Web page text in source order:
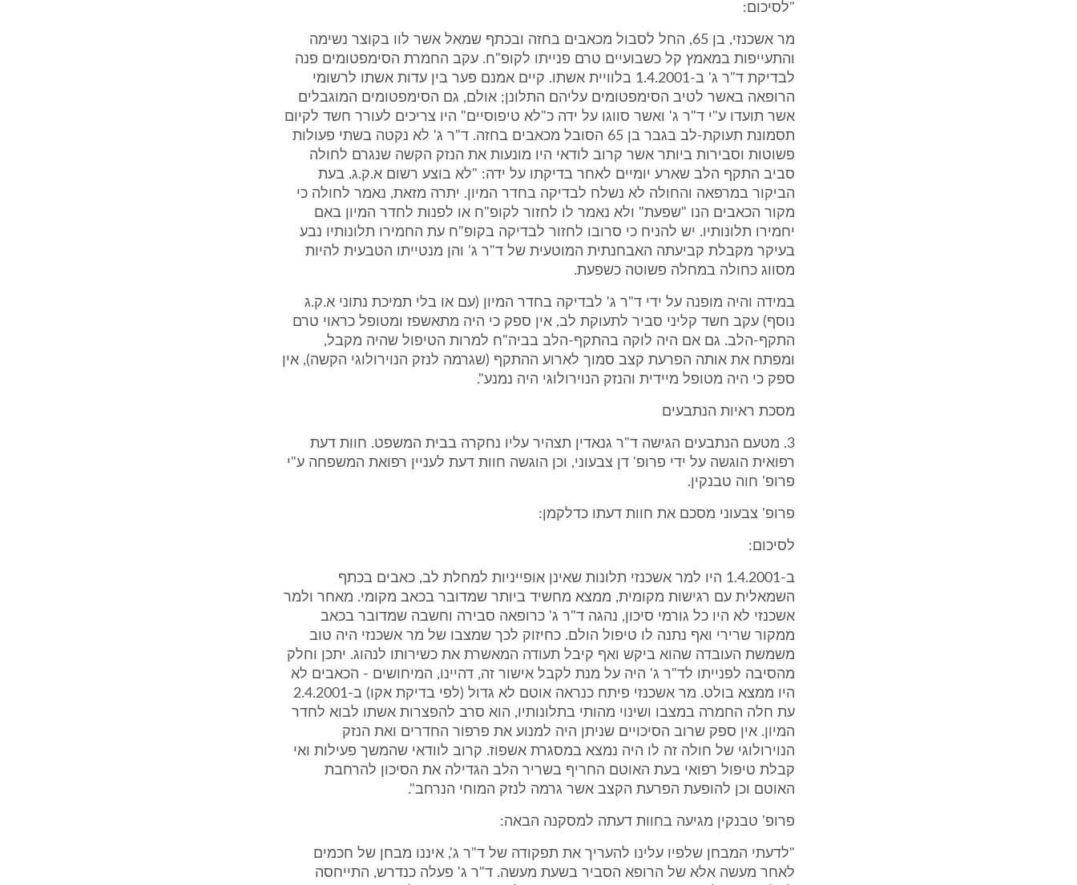
"לסיכום:
מר אשכנזי, בן 65, החל לסבול מכאבים בחזה ובכתף שמאל אשר לוו בקוצר נשימה
והתעייפות במאמץ קל כשבועיים טרם פנייתו לקופ"ח. עקב החמרת הסימפטומים פנה
לבדיקת ד"ר ג' ב-1.4.2001 בלוויית אשתו. קיים אמנם פער בין עדות אשתו לרשומי
הרופאה באשר לטיב הסימפטומים עליהם התלונן; אולם, גם הסימפטומים המוגבלים
אשר תועדו ע"י ד"ר ג' ואשר סווגו על ידה כ"לא טיפוסיים" היו צריכים לעורר חשד לקיום
תסמונת תעוקת-לב בגבר בן 65 הסובל מכאבים בחזה. ד"ר ג' לא נקטה בשתי פעולות
פשוטות וסבירות ביותר אשר קרוב לודאי היו מונעות את הנזק הקשה שנגרם לחולה
סביב התקף הלב שארע יומיים לאחר בדיקתו על ידה: "לא בוצע רשום א.ק.ג. בעת
הביקור במרפאה והחולה לא נשלח לבדיקה בחדר המיון. יתרה מזאת, נאמר לחולה כי
מקור הכאבים הנו "שפעת" ולא נאמר לו לחזור לקופ"ח או לפנות לחדר המיון באם
יחמירו תלונותיו. יש להניח כי סרובו לחזור לבדיקה בקופ"ח עת החמירו תלונותיו נבע
בעיקר מקבלת קביעתה האבחנתית המוטעית של ד"ר ג' והן מנטייתו הטבעית להיות
מסווג כחולה במחלה פשוטה כשפעת.
במידה והיה מופנה על ידי ד"ר ג' לבדיקה בחדר המיון (עם או בלי תמיכת נתוני א.ק.ג
נוסף) עקב חשד קליני סביר לתעוקת לב, אין ספק כי היה מתאשפז ומטופל כראוי טרם
התקף-הלב. גם אם היה לוקה בהתקף-הלב בביה"ח למרות הטיפול שהיה מקבל,
ומפתח את אותה הפרעת קצב סמוך לארוע ההתקף (שגרמה לנזק הנוירולוגי הקשה), אין
ספק כי היה מטופל מיידית והנזק הנוירולוגי היה נמנע".
מסכת ראיות הנתבעים
3. מטעם הנתבעים הגישה ד"ר גנאדין תצהיר עליו נחקרה בבית המשפט. חוות דעת
רפואית הוגשה על ידי פרופ' דן צבעוני, וכן הוגשה חוות דעת לעניין רפואת המשפחה ע"י
פרופ' חוה טבנקין.
פרופ' צבעוני מסכם את חוות דעתו כדלקמן:
לסיכום:
ב-1.4.2001 היו למר אשכנזי תלונות שאינן אופייניות למחלת לב, כאבים בכתף
השמאלית עם רגישות מקומית, ממצא מחשיד ביותר שמדובר בכאב מקומי. מאחר ולמר
אשכנזי לא היו כל גורמי סיכון, נהגה ד"ר ג' כרופאה סבירה וחשבה שמדובר בכאב
ממקור שרירי ואף נתנה לו טיפול הולם. כחיזוק לכך שמצבו של מר אשכנזי היה טוב
משמשת העובדה שהוא ביקש ואף קיבל תעודה המאשרת את כשירותו לנהוג. יתכן וחלק
מהסיבה לפנייתו לד"ר ג' היה על מנת לקבל אישור זה, דהיינו, המיחושים - הכאבים לא
היו ממצא בולט. מר אשכנזי פיתח כנראה אוטם לא גדול (לפי בדיקת אקו) ב-2.4.2001
עת חלה החמרה במצבו ושינוי מהותי בתלונותיו, הוא סרב להפצרות אשתו לבוא לחדר
המיון. אין ספק שרוב הסיכויים שניתן היה למנוע את פרפור החדרים ואת הנזק
הנוירולוגי של חולה זה לו היה נמצא במסגרת אשפוז. קרוב לוודאי שהמשך פעילות ואי
קבלת טיפול רפואי בעת האוטם החריף בשריר הלב הגדילה את הסיכון להרחבת
האוטם וכן להופעת הפרעת הקצב אשר גרמה לנזק המוחי הנרחב".
פרופ' טבנקין מגיעה בחוות דעתה למסקנה הבאה:
"לדעתי המבחן שלפיו עלינו להעריך את תפקודה של ד"ר ג', איננו מבחן של חכמים
לאחר מעשה אלא של הרופא הסביר בשעת מעשה. ד"ר ג' פעלה כנדרש, התייחסה